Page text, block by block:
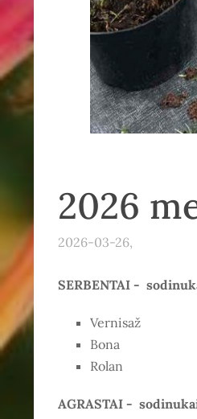
2026
2026-03-26,
SERBENTAI -
Vernisaž
Bona
Rolan
AGRASTAI -